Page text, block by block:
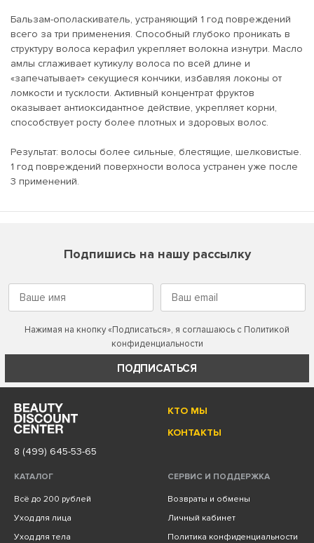
Бальзам-ополаскиватель, устраняющий 1 год повреждений
всего за три применения. Способный глубоко проникать в
структуру волоса керафил укрепляет волокна изнутри. Масло
амлы сглаживает кутикулу волоса по всей длине и
«запечатывает» секущиеся кончики, избавляя локоны от
ломкости и тусклости. Активный концентрат фруктов
оказывает антиоксидантное действие, укрепляет корни,
способствует росту более плотных и здоровых волос.
Результат: волосы более сильные, блестящие, шелковистые.
1 год повреждений поверхности волоса устранен уже после
3 применений.
Подпишись на нашу рассылку
Нажимая на кнопку «Подписаться», я соглашаюсь с Политикой
конфиденциальности
ПОДПИСАТЬСЯ
КТО МЫ
КОНТАКТЫ
8 (499) 645-53-65
КАТАЛОГ
Всё до 200 рублей
Уход для лица
Уход для тела
СЕРВИС И ПОДДЕРЖКА
Возвраты и обмены
Личный кабинет
Политика конфиденциальности